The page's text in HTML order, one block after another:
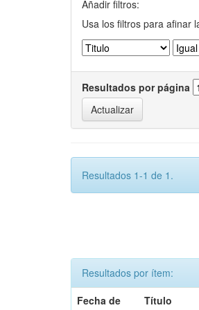
Añadir filtros:
Usa los filtros para afinar
Resultados por página
Resultados 1-1 de 1.
Resultados por ítem:
Fecha de
Título